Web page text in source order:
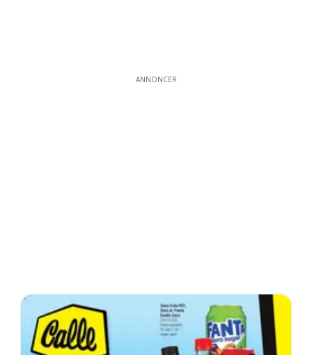
ANNONCER